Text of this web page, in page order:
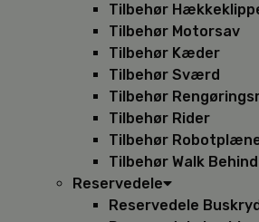
Tilbehør
Tilbehør Motorsav
Tilbehør Kæder
Tilbehør Sværd
Tilbehør
Tilbehør Rider
Tilbehør
Tilbehør Walk Behind
Reservedele
Reservedele